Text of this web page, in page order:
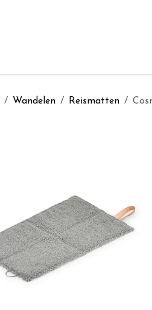
Wandelen Reismatten